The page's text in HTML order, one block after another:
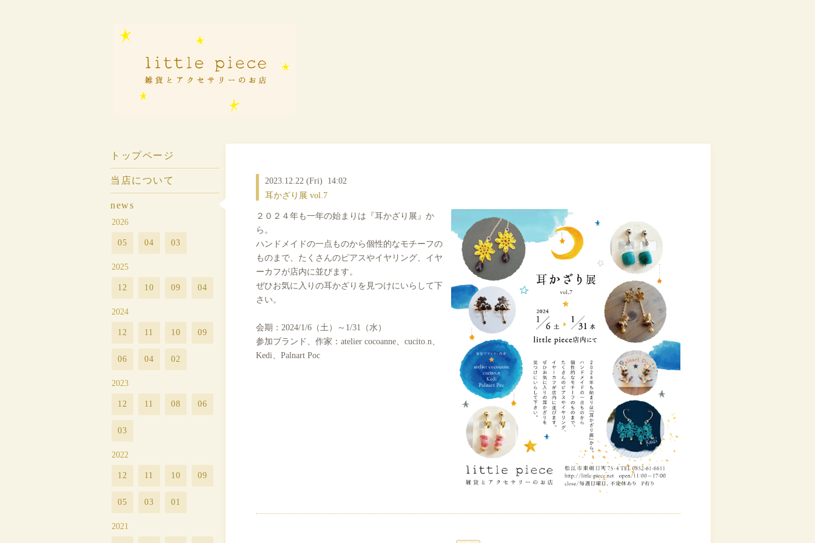
2023.12.22 (Fri) 14:02
耳かざり展 vol.7
２０２４年も一年の始まりは『耳かざり展』か
ら。
ハンドメイドの一点ものから個性的なモチーフの
ものまで、たくさんのピアスやイヤリング、イヤ
ーカフが店内に並びます。
ぜひお気に入りの耳かざりを見つけにいらして下
さい。
会期：2024/1/6（土）～1/31（水）
参加ブランド、作家：atelier cocoanne、cucito.n、
Kedi、Palnart Poc
トップページ
当店について
news
2026
05 04 03
2025
12 10 09 04
2024
12 11 10 09
06 04 02
2023
12 11 08 06
03
2022
12 11 10 09
05 03 01
2021